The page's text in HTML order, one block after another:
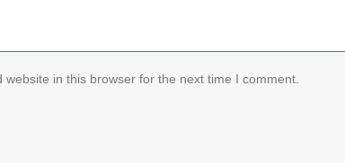
website in this browser for the next time I comment.